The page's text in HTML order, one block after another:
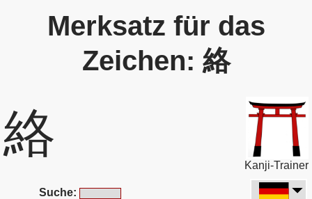
Merksatz für das
Zeichen: 絡
絡
Kanji-Trainer
Suche: